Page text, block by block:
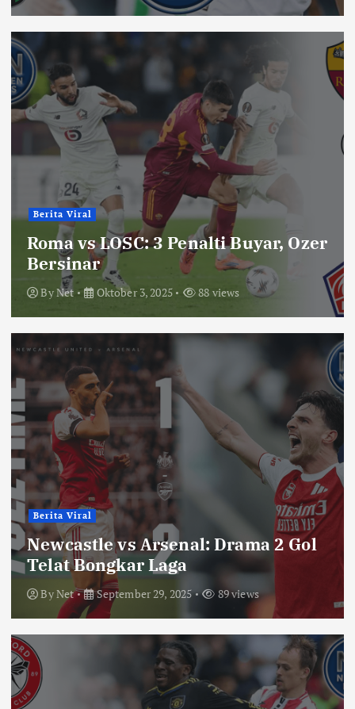
Berita Viral
Roma vs LOSC: 3 Penalti Buyar, Ozer
Bersinar
ByNet Oktober 3, 2025 88 views
Berita Viral
Newcastle vs Arsenal: Drama 2 Gol
Telat Bongkar Laga
ByNet September 29, 2025 89 views